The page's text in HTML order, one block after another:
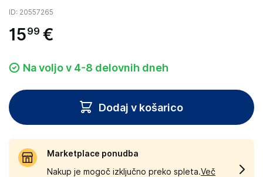
ID: 20557265
1599 €
Na voljo v 4-8 delovnih dneh
Dodaj v košarico
Marketplace ponudba
Nakup je mogoč izključno preko spleta.Več